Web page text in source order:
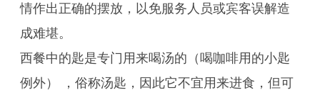
情作出正确的摆放，以免服务人员或宾客误解造
成难堪。
西餐中的匙是专门用来喝汤的（喝咖啡用的小匙
例外） ，俗称汤匙，因此它不宜用来进食，但可